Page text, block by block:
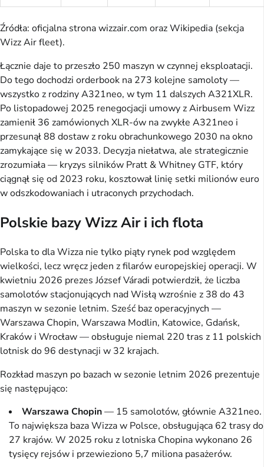
Źródła: oficjalna strona wizzair.com oraz Wikipedia (sekcja
Wizz Air fleet).
Łącznie daje to przeszło 250 maszyn w czynnej eksploatacji.
Do tego dochodzi orderbook na 273 kolejne samoloty —
wszystko z rodziny A321neo, w tym 11 dalszych A321XLR.
Po listopadowej 2025 renegocjacji umowy z Airbusem Wizz
zamienił 36 zamówionych XLR-ów na zwykłe A321neo i
przesunął 88 dostaw z roku obrachunkowego 2030 na okno
zamykające się w 2033. Decyzja niełatwa, ale strategicznie
zrozumiała — kryzys silników Pratt & Whitney GTF, który
ciągnął się od 2023 roku, kosztował linię setki milionów euro
w odszkodowaniach i utraconych przychodach.
Polskie bazy Wizz Air i ich flota
Polska to dla Wizza nie tylko piąty rynek pod względem
wielkości, lecz wręcz jeden z filarów europejskiej operacji. W
kwietniu 2026 prezes József Váradi potwierdził, że liczba
samolotów stacjonujących nad Wisłą wzrośnie z 38 do 43
maszyn w sezonie letnim. Sześć baz operacyjnych —
Warszawa Chopin, Warszawa Modlin, Katowice, Gdańsk,
Kraków i Wrocław — obsługuje niemal 220 tras z 11 polskich
lotnisk do 96 destynacji w 32 krajach.
Rozkład maszyn po bazach w sezonie letnim 2026 prezentuje
się następująco:
Warszawa Chopin— 15 samolotów, głównie A321neo.
To największa baza Wizza w Polsce, obsługująca 62 trasy do
27 krajów. W 2025 roku z lotniska Chopina wykonano 26
tysięcy rejsów i przewieziono 5,7 miliona pasażerów.